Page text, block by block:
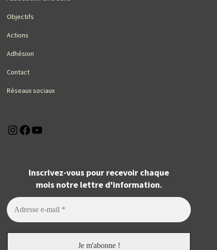
Objectifs
Actions
Adhésion
Contact
Réseaux sociaux
Instagram
Facebook
Inscrivez-vous pour recevoir chaque
mois notre lettre d'information.